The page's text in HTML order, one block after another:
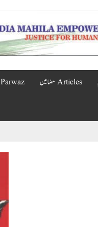
Articles مضامین Parwaz پرواز